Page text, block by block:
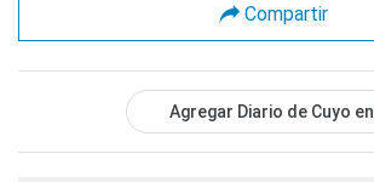
Compartir
Agregar Diario de Cuyo en